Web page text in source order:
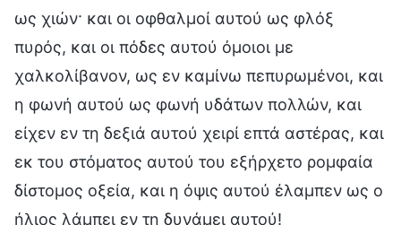
ως χιών· και οι οφθαλμοί αυτού ως φλόξ
πυρός, και οι πόδες αυτού όμοιοι με
χαλκολίβανον, ως εν καμίνω πεπυρωμένοι, και
η φωνή αυτού ως φωνή υδάτων πολλών, και
είχεν εν τη δεξιά αυτού χειρί επτά αστέρας, και
εκ του στόματος αυτού του εξήρχετο ρομφαία
δίστομος οξεία, και η όψις αυτού έλαμπεν ως ο
ήλιος λάμπει εν τη δυνάμει αυτού!